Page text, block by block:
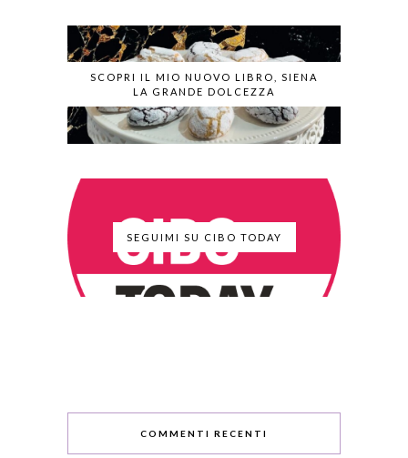
SCOPRI IL MIO NUOVO LIBRO, SIENA
LA GRANDE DOLCEZZA
SEGUIMI SU CIBO TODAY
COMMENTI RECENTI